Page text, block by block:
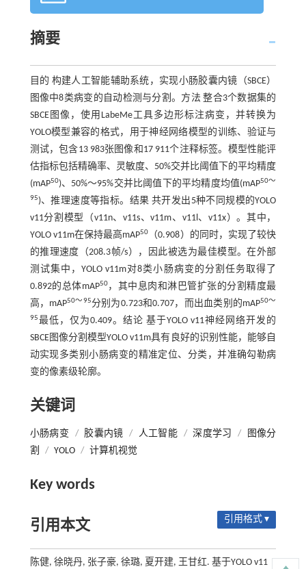
摘要
目的 构建人工智能辅助系统，实现小肠胶囊内镜（SBCE）
图像中8类病变的自动检测与分割。方法 整合3个数据集的
SBCE图像，使用LabeMe工具多边形标注病变，并转换为
YOLO模型兼容的格式，用于神经网络模型的训练、验证与
测试，包含13 983张图像和17 911个注释标签。模型性能评
估指标包括精确率、灵敏度、50%交并比阈值下的平均精度
(mAP50)、50%～95%交并比阈值下的平均精度均值(mAP50～
95)、推理速度等指标。结果 共开发出5种不同规模的YOLO
v11分割模型（v11n、v11s、v11m、v11l、v11x）。其中，
YOLO v11m在保持最高mAP50
（0.908）的同时，实现了较快
的推理速度（208.3帧/s），因此被选为最佳模型。在外部
测试集中，YOLO v11m对8类小肠病变的分割任务取得了
0.892的总体mAP50，其中息肉和淋巴管扩张的分割精度最
高，mAP50～95分别为0.723和0.707，而出血类别的mAP50～
95最低，仅为0.409。结论 基于YOLO v11神经网络开发的
SBCE图像分割模型YOLO v11m具有良好的识别性能，能够自
动实现多类别小肠病变的精准定位、分类，并准确勾勒病
变的像素级轮廓。
关键词
小肠病变 / 胶囊内镜 / 人工智能 / 深度学习 /
图像分
割
/ YOLO / 计算机视觉
Key words
引用本文 引用格式 ▾
陈健, 徐晓丹, 张子豪, 徐璐, 夏开建, 王甘红. 基于YOLO v11